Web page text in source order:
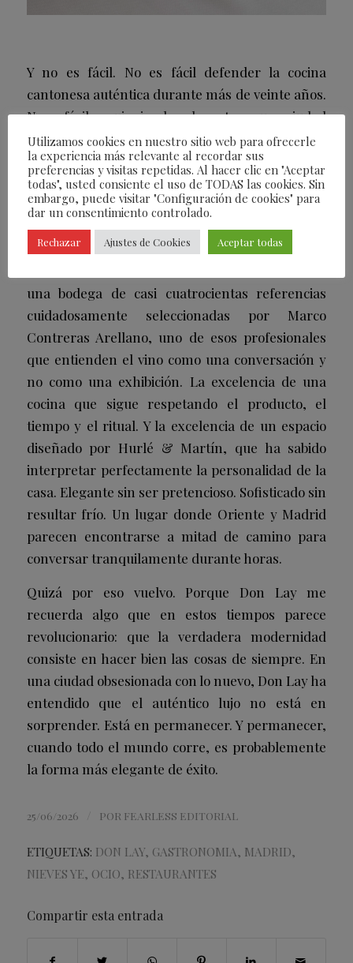
Y no es fácil. No es fácil defender la cocina
cantonesa auténtica durante más de veinte años.
No es fácil seguir siendo relevante en una ciudad
tan voraz como Madrid. No es fácil sobrevivir en
el Barrio de Salamanca, uno de los escenarios
más competitivos de Europa. Y, sin embargo, allí
sigue. Lleno. Siempre lleno. Quizá porque Don
Lay no persigue tendencias. Persigue excelencia.
La excelencia de unos dim sum elaborados
una bodega de casi cuatrocientas referencias
cuidadosamente seleccionadas por Marco
Contreras Arellano, uno de esos profesionales
que entienden el vino como una conversación y
no como una exhibición. La excelencia de una
cocina que sigue respetando el producto, el
tiempo y el ritual. Y la excelencia de un espacio
diseñado por Hurlé & Martín, que ha sabido
interpretar perfectamente la personalidad de la
casa. Elegante sin ser pretencioso. Sofisticado sin
resultar frío. Un lugar donde Oriente y Madrid
parecen encontrarse a mitad de camino para
conversar tranquilamente durante horas.
Quizá por eso vuelvo. Porque Don Lay me
recuerda algo que en estos tiempos parece
revolucionario: que la verdadera modernidad
consiste en hacer bien las cosas de siempre. En
una ciudad obsesionada con lo nuevo, Don Lay ha
entendido que el auténtico lujo no está en
sorprender. Está en permanecer. Y permanecer,
cuando todo el mundo corre, es probablemente
la forma más elegante de éxito.
25/06/2026 POR FEARLESS EDITORIAL
ETIQUETAS: DON LAY, GASTRONOMIA, MADRID,
NIEVES YE, OCIO, RESTAURANTES
Compartir esta entrada
Utilizamos cookies en nuestro sitio web para ofrecerle
la experiencia más relevante al recordar sus
preferencias y visitas repetidas. Al hacer clic en "Aceptar
todas", usted consiente el uso de TODAS las cookies. Sin
embargo, puede visitar "Configuración de cookies" para
dar un consentimiento controlado.
Rechazar Ajustes de Cookies Aceptar todas